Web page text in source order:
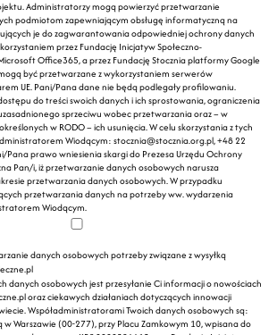
Administratorzy mogą powierzyć przetwarzanie
podmiotom zapewniającym obsługę informatyczną na
je do zagwarantowania odpowiedniej ochrony danych
przez Fundację Inicjatyw Społeczno-
Office365, a przez Fundację Stocznia platformy Google
być przetwarzane z wykorzystaniem serwerów
UE. Pani/Pana dane nie będą podlegały profilowaniu.
do treści swoich danych i ich sprostowania, ograniczenia
sprzeciwu wobec przetwarzania oraz – w
w RODO – ich usunięcia. W celu skorzystania z tych
Wiodącym: stocznia@stocznia.org.pl, +48 22
Pana prawo wniesienia skargi do Prezesa Urzędu Ochrony
Pan/i, iż przetwarzanie danych osobowych narusza
przetwarzania danych osobowych. W przypadku
przetwarzania danych na potrzeby ww. wydarzenia
Wiodącym.
danych osobowych potrzeby związane z wysyłką
danych osobowych jest przesyłanie Ci informacji o nowościach
oraz ciekawych działaniach dotyczących innowacji
Współadministratorami Twoich danych osobowych są:
w Warszawie (00-277), przy Placu Zamkowym 10, wpisana do